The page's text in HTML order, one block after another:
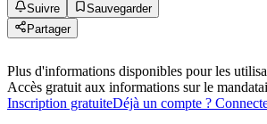
Suivre
Sauvegarder
Partager
Plus d'informations disponibles pour les
Accès gratuit aux informations sur le
Inscription gratuiteDéjà un compte ?